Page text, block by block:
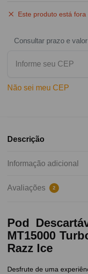
Este produto está
Consultar prazo e
Não sei meu CEP
Descrição
Informação adicional
Avaliações 2
Pod
MT15000
Razz Ice
Desfrute de uma